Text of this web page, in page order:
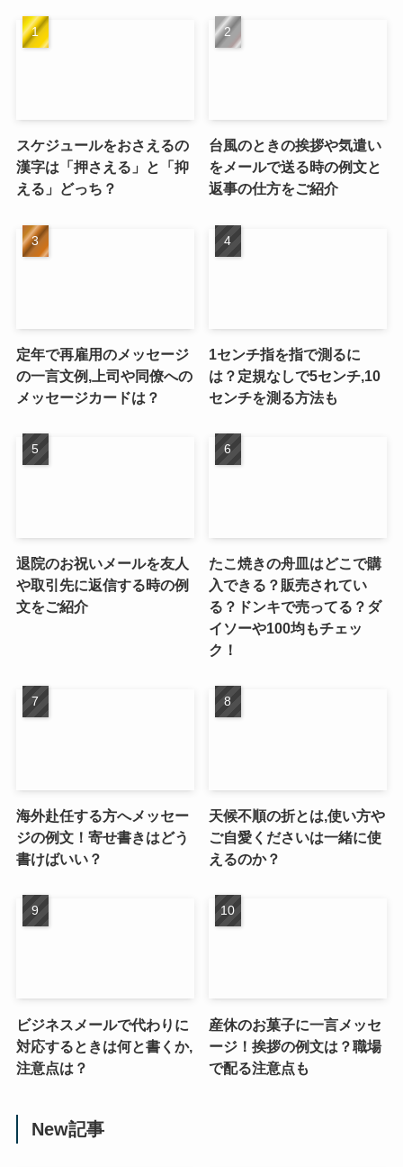
スケジュールをおさえるの
漢字は「押さえる」と「抑
える」どっち？
台風のときの挨拶や気遣い
をメールで送る時の例文と
返事の仕方をご紹介
定年で再雇用のメッセージ
の一言文例,上司や同僚への
メッセージカードは？
1センチ指を指で測るに
は？定規なしで5センチ,10
センチを測る方法も
退院のお祝いメールを友人
や取引先に返信する時の例
文をご紹介
たこ焼きの舟皿はどこで購
入できる？販売されてい
る？ドンキで売ってる？ダ
イソーや100均もチェッ
ク！
海外赴任する方へメッセー
ジの例文！寄せ書きはどう
書けばいい？
天候不順の折とは,使い方や
ご自愛くださいは一緒に使
えるのか？
ビジネスメールで代わりに
対応するときは何と書くか,
注意点は？
産休のお菓子に一言メッセ
ージ！挨拶の例文は？職場
で配る注意点も
New記事